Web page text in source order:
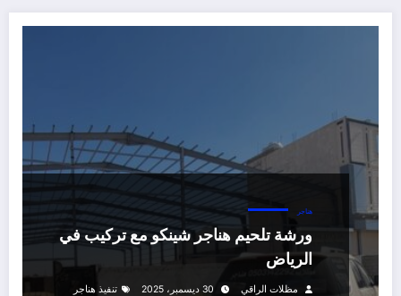
هناجر
ورشة تلحيم هناجر شينكو مع تركيب في
الرياض
مظلات الراقي 30 ديسمبر، 2025
تنفيذ هناجر